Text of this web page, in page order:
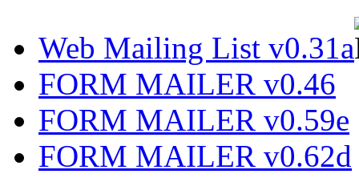
Web Mailing List v0.31a
FORM MAILER v0.46
FORM MAILER v0.59e
FORM MAILER v0.62d